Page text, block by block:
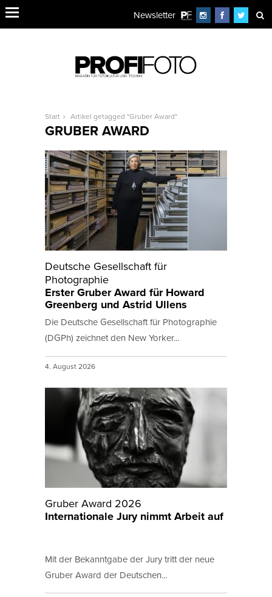
Newsletter
Start Artikel getagged "Gruber Award"
GRUBER AWARD
Deutsche Gesellschaft für
Photographie
Erster Gruber Award für Howard
Greenberg und Astrid Ullens
Die Deutsche Gesellschaft für Photographie
(DGPh) zeichnet den New Yorker...
4. August 2026
Gruber Award 2026
Internationale Jury nimmt Arbeit auf
Mit der Bekanntgabe der Jury tritt der neue
Gruber Award der Deutschen...